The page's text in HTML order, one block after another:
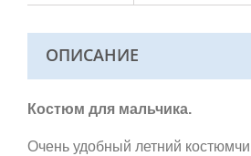
ОПИСАНИЕ
Костюм для мальчика.
Очень удобный летний